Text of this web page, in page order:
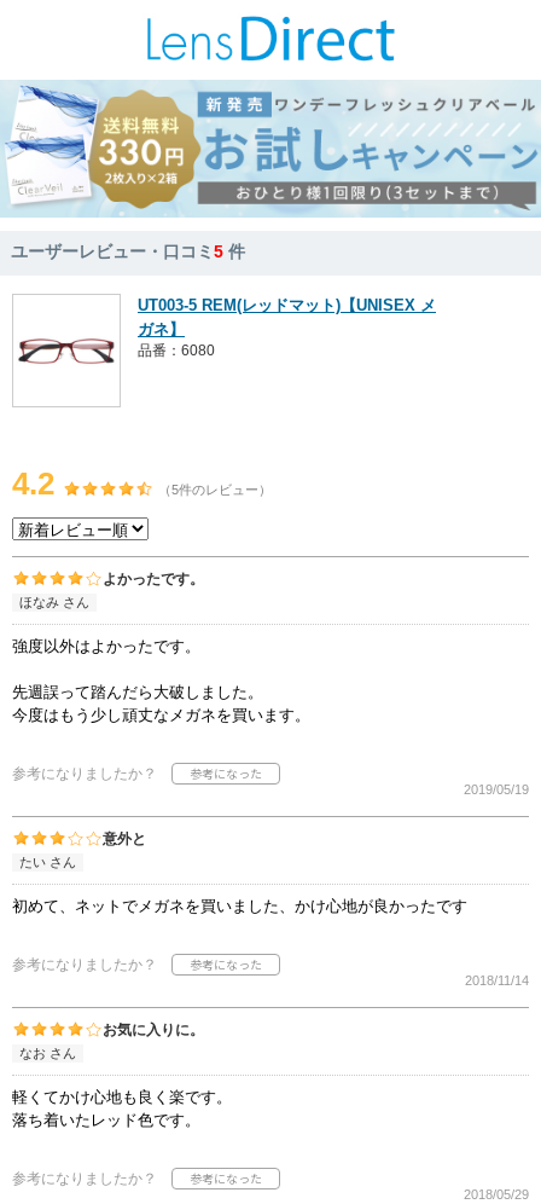
ユーザーレビュー・口コミ5 件
UT003-5 REM(レッドマット)【UNISEX メ
ガネ】
品番：6080
4.2 （5件のレビュー）
よかったです。
ほなみ さん
強度以外はよかったです。
先週誤って踏んだら大破しました。
今度はもう少し頑丈なメガネを買います。
参考になりましたか？
2019/05/19
意外と
たい さん
初めて、ネットでメガネを買いました、かけ心地が良かったです
参考になりましたか？
2018/11/14
お気に入りに。
なお さん
軽くてかけ心地も良く楽です。
落ち着いたレッド色です。
参考になりましたか？
2018/05/29